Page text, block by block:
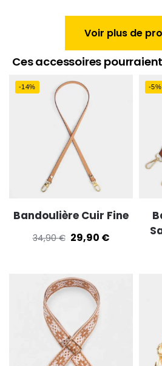
Voir plus de
Ces accessoires
-14%
Bandoulière Cuir Fine
34,90€ 29,90 €
-5%